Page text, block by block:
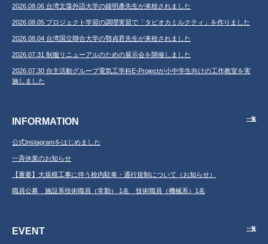
2026.08.06 台湾文藻外語大学の鐘明彥先生が来校されました
2026.08.05 プロジェクト学習の調理実習で「タピオカミルクティ」を作りました
2026.08.04 台湾国立聯合大学の鄂貞君先生が来校されました
2026.07.31 制服リニューアルのための展示会を開催しました
2026.07.30 自主活動グループ電気工学科E-Projectが小中学生向けの工作教室を実
施しました
INFORMATION 一覧
公式Instagramをはじめました
一斉休業のお知らせ
【重要】大規模工事に伴う校内駐車・通行規制について（お知らせ）
職員公募 施設系技術職員（常勤） 1名 技術職員（機械系）1名
EVENT 一覧